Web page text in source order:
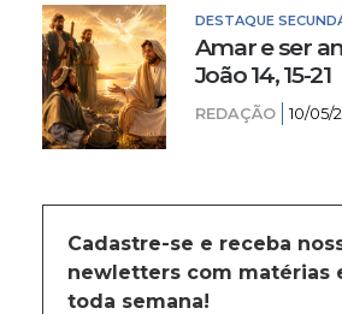
DESTAQUE
Amar e ser
João 14, 15-21
REDAÇÃO 10/05/
Cadastre-se e receba
newletters com matérias
toda semana!